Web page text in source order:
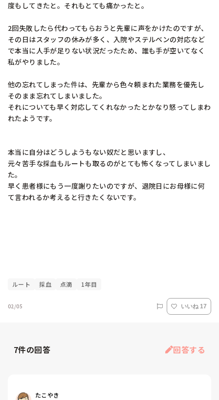
度もしてきたと。それもとても痛かったと。
2回失敗したら代わってもらおうと先輩に声をかけたのですが、
その日はスタッフの休みが多く、入院やステルベンの対応など
で本当に人手が足りない状況だったため、誰も手が空いてなく
私がやりました。
他の忘れてしまった件は、先輩から色々頼まれた業務を優先し
そのまま忘れてしまいました。
それについても早く対応してくれなかったとかなり怒ってしまわ
れたようです。
本当に自分はどうしようもない奴だと思いますし、
元々苦手な採血もルートも取るのがとても怖くなってしまいまし
た。
早く患者様にもう一度謝りたいのですが、退院日にお母様に何
て言われるか考えると行きたくないです。
ルート 採血 点滴 1年目
02/05 いいね 17
7件の回答 回答する
たこやき